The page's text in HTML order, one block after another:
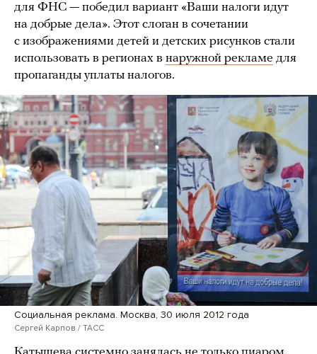
для ФНС — победил вариант «Ваши налоги идут
на добрые дела». Этот слоган в сочетании
с изображениями детей и детских рисунков стали
использовать в регионах в наружной рекламе для
пропаганды уплаты налогов.
Социальная реклама. Москва, 30 июля 2012 года
Сергей Карпов / ТАСС